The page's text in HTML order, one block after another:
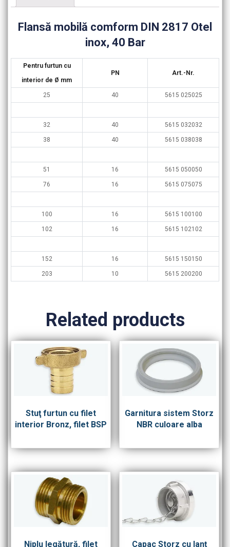
Flansă mobilă comform DIN 2817 Otel
inox, 40 Bar
Pentru furtun cu
interior de Ø mm
PN Art.-Nr.
25 40 5615 025025
32 40 5615 032032
38 40 5615 038038
51 16 5615 050050
76 16 5615 075075
100 16 5615 100100
102 16 5615 102102
152 16 5615 150150
203 10 5615 200200
Related products
Stuţ furtun cu filet
interior Bronz, filet BSP
Garnitura sistem Storz
NBR culoare alba
Niplu legătură, filet Capac Storz cu lanţ